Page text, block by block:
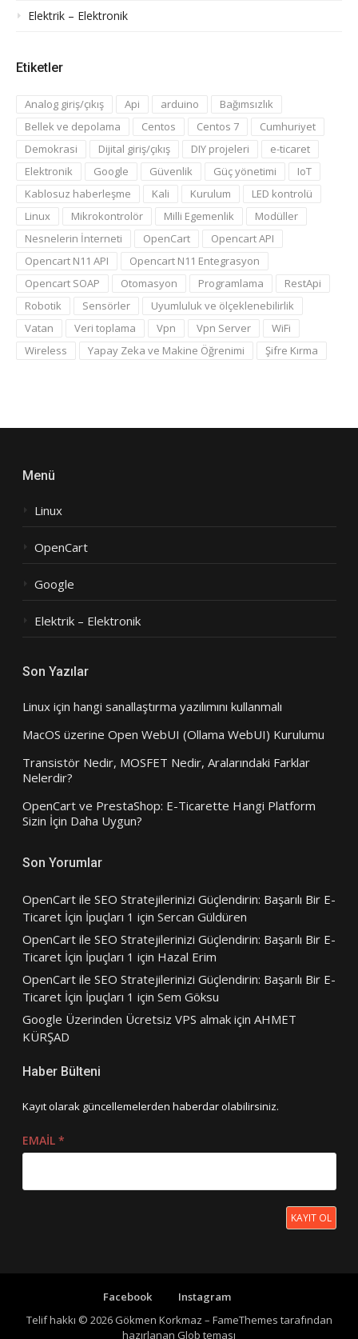
Elektrik – Elektronik
Etiketler
Analog giriş/çıkış Api arduino
Bağımsızlık
Bellek ve depolama
Centos Centos 7
Cumhuriyet
Demokrasi
Dijital giriş/çıkış DIY projeleri
e-ticaret
Elektronik
Google Güvenlik Güç yönetimi
IoT
Kablosuz haberleşme
Kali Kurulum
LED kontrolü
Linux
Mikrokontrolör Milli Egemenlik
Modüller
Nesnelerin İnterneti
OpenCart
Opencart API
Opencart N11 API
Opencart N11 Entegrasyon
Opencart SOAP
Otomasyon Programlama
RestApi
Robotik
Sensörler
Uyumluluk ve ölçeklenebilirlik
Vatan
Veri toplama Vpn Vpn Server
WiFi
Wireless
Yapay Zeka ve Makine Öğrenimi Şifre Kırma
Menü
Linux
OpenCart
Google
Elektrik – Elektronik
Son Yazılar
Linux için hangi sanallaştırma yazılımını kullanmalı
MacOS üzerine Open WebUI (Ollama WebUI) Kurulumu
Transistör Nedir, MOSFET Nedir, Aralarındaki Farklar
Nelerdir?
OpenCart ve PrestaShop: E-Ticarette Hangi Platform
Sizin İçin Daha Uygun?
Son Yorumlar
OpenCart ile SEO Stratejilerinizi Güçlendirin: Başarılı Bir E-
Ticaret İçin İpuçları 1 için Sercan Güldüren
OpenCart ile SEO Stratejilerinizi Güçlendirin: Başarılı Bir E-
Ticaret İçin İpuçları 1 için Hazal Erim
OpenCart ile SEO Stratejilerinizi Güçlendirin: Başarılı Bir E-
Ticaret İçin İpuçları 1 için Sem Göksu
Google Üzerinden Ücretsiz VPS almakiçin AHMET
KÜRŞAD
Haber Bülteni
Kayıt olarak güncellemelerden haberdar olabilirsiniz.
EMAIL *
KAYIT OL
Facebook
Instagram
Telif hakkı © 2026 Gökmen Korkmaz – FameThemes tarafından
hazırlanan Glob teması